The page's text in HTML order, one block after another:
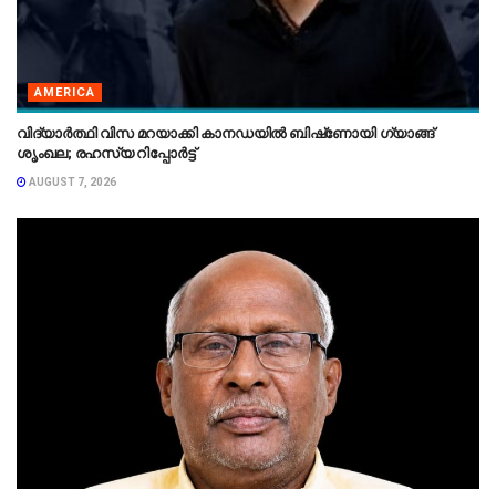
AMERICA
വിദ്യാർത്ഥി വിസ മറയാക്കി കാനഡയിൽ ബിഷ്‌ണോയി ഗ്യാങ്ങ്
ശൃംഖല; രഹസ്യ റിപ്പോർട്ട്
AUGUST 7, 2026